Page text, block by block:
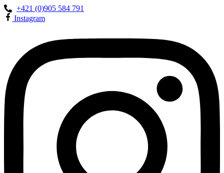
+421 (0)905 584 791
Instagram